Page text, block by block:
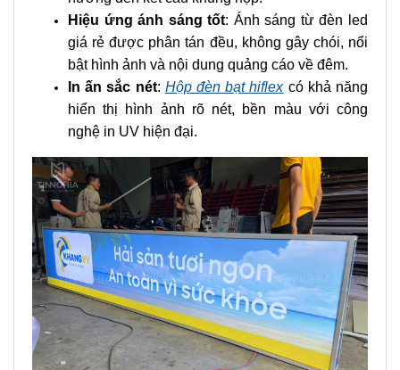
Hiệu ứng ánh sáng tốt: Ánh sáng từ đèn led
giá rẻ được phân tán đều, không gây chói, nổi
bật hình ảnh và nội dung quảng cáo về đêm.
In ấn sắc nét: Hộp đèn bạt hiflexcó khả năng
hiển thị hình ảnh rõ nét, bền màu với công
nghệ in UV hiện đại.